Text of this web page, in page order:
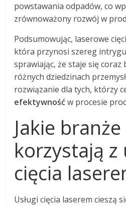
powstawania odpadów, co
zrównoważony rozwój w
Podsumowując, laserowe
która przynosi szereg
sprawiając, że staje się coraz
różnych dziedzinach
rozwiązanie dla tych, którzy
efektywnośćw procesie
Jakie branże
korzystają z
cięcia
Usługi cięcia laserem cieszą